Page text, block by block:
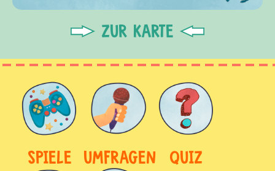
ZUR KARTE
SPIELE UMFRAGEN QUIZ